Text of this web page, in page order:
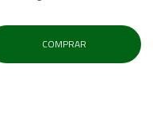
COMPRAR